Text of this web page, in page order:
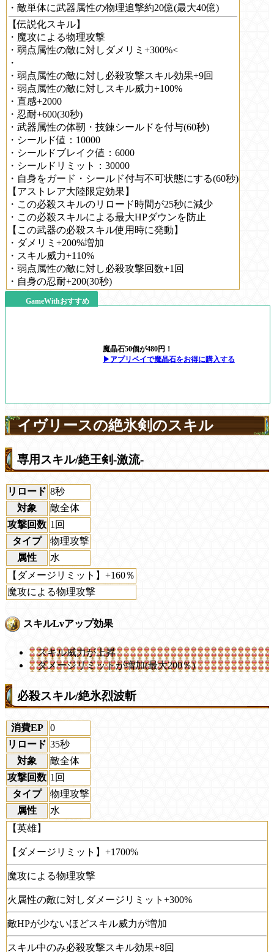
・敵単体に武器属性の物理追撃約20億(最大40億)
【伝説化スキル】
・魔攻による物理攻撃
・弱点属性の敵に対しダメリミ+300%<
・
・弱点属性の敵に対し必殺攻撃スキル効果+9回
・弱点属性の敵に対しスキル威力+100%
・直感+2000
・忍耐+600(30秒)
・武器属性の体靭・技錬シールドを付与(60秒)
・シールド値：10000
・シールドブレイク値：6000
・シールドリミット：30000
・自身をガード・シールド付与不可状態にする(60秒)
【アストレア大陸限定効果】
・この必殺スキルのリロード時間が25秒に減少
・この必殺スキルによる最大HPダウンを防止
【この武器の必殺スキル使用時に発動】
・ダメリミ+200%増加
・スキル威力+110%
・弱点属性の敵に対し必殺攻撃回数+1回
・自身の忍耐+200(30秒)
GameWithおすすめ
魔晶石50個が480円！
▶アプリペイで魔晶石をお得に購入する
イヴリースの絶氷剣のスキル
専用スキル/絶王剣-激流-
リロード 8秒
対象
敵全体
攻撃回数 1回
タイプ
物理攻撃
属性
水
【ダメージリミット】+160％
魔攻による物理攻撃
スキルLvアップ効果
スキル威力が上昇
ダメージリミットが増加(最大200％)
必殺スキル/絶氷烈波斬
消費EP
0
リロード 35秒
対象
敵全体
攻撃回数 1回
タイプ
物理攻撃
属性
水
【英雄】
【ダメージリミット】+1700%
魔攻による物理攻撃
火属性の敵に対しダメージリミット+300%
敵HPが少ないほどスキル威力が増加
スキル中のみ必殺攻撃スキル効果+8回